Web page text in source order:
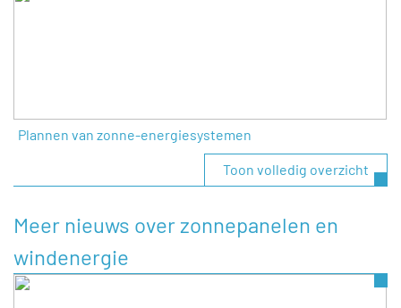
Plannen van zonne-energiesystemen
Toon volledig overzicht
Meer nieuws over zonnepanelen en
windenergie